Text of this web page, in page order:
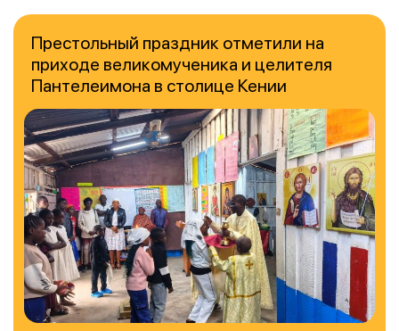
Престольный праздник отметили на
приходе великомученика и целителя
Пантелеимона в столице Кении